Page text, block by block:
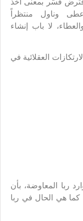
وناول منتظراً
لا باب إنشاء
العقلائية في
ربا المعاوضة، بأن
هي الحال في ربا